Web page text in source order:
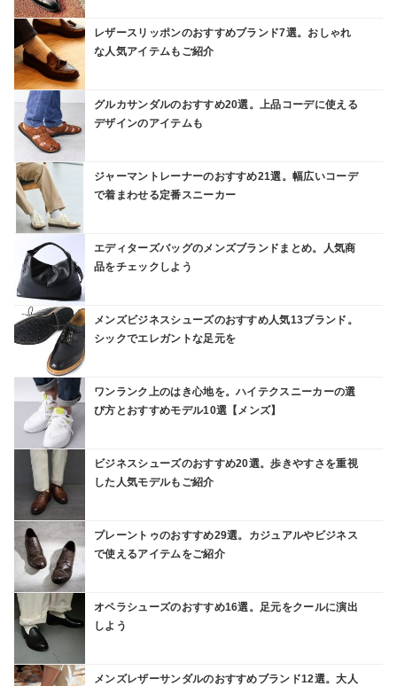
レザースリッポンのおすすめブランド7選。おしゃれ
な人気アイテムもご紹介
グルカサンダルのおすすめ20選。上品コーデに使える
デザインのアイテムも
ジャーマントレーナーのおすすめ21選。幅広いコーデ
で着まわせる定番スニーカー
エディターズバッグのメンズブランドまとめ。人気商
品をチェックしよう
メンズビジネスシューズのおすすめ人気13ブランド。
シックでエレガントな足元を
ワンランク上のはき心地を。ハイテクスニーカーの選
び方とおすすめモデル10選【メンズ】
ビジネスシューズのおすすめ20選。歩きやすさを重視
した人気モデルもご紹介
プレーントゥのおすすめ29選。カジュアルやビジネス
で使えるアイテムをご紹介
オペラシューズのおすすめ16選。足元をクールに演出
しよう
メンズレザーサンダルのおすすめブランド12選。大人